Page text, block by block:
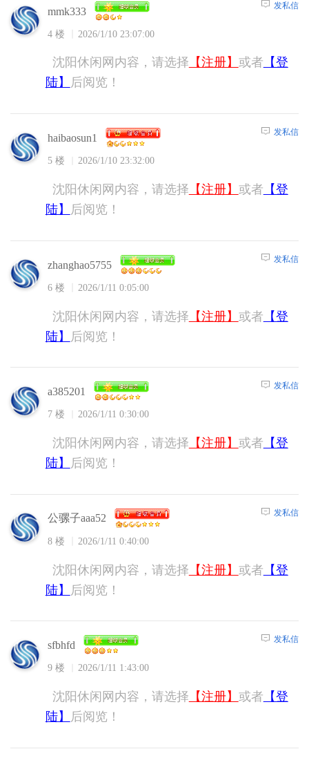
mmk333
4 楼 2026/1/10 23:07:00
发私信
沈阳休闲网内容，请选择 【注册】 或者 【登
陆】
后阅览！
haibaosun1
5 楼 2026/1/10 23:32:00
发私信
沈阳休闲网内容，请选择 【注册】 或者 【登
陆】
后阅览！
zhanghao5755
6 楼 2026/1/11 0:05:00
发私信
沈阳休闲网内容，请选择 【注册】 或者 【登
陆】
后阅览！
a385201
7 楼 2026/1/11 0:30:00
发私信
沈阳休闲网内容，请选择 【注册】 或者 【登
陆】
后阅览！
公骡子aaa52
8 楼 2026/1/11 0:40:00
发私信
沈阳休闲网内容，请选择 【注册】 或者 【登
陆】
后阅览！
sfbhfd
9 楼 2026/1/11 1:43:00
发私信
沈阳休闲网内容，请选择 【注册】 或者 【登
陆】
后阅览！